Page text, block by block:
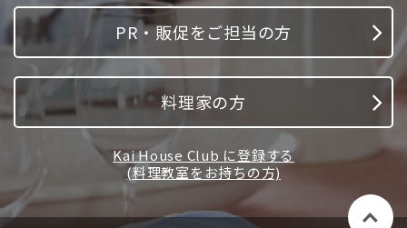
PR・販促をご担当の方
料理家の方
Kai House Club に登録する
(料理教室をお持ちの方)